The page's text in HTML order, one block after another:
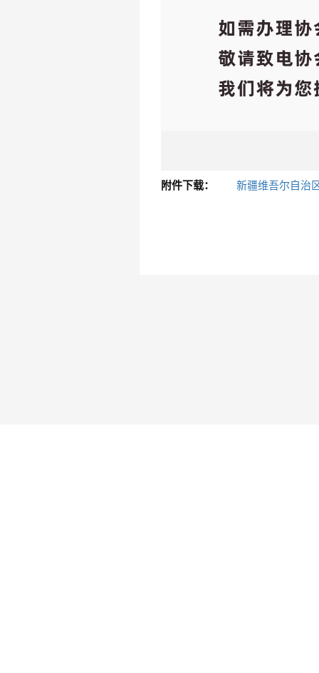
附件下载： 新疆维吾尔自治